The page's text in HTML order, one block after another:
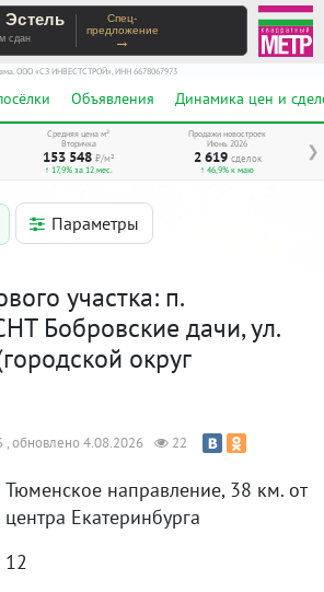
сдан
Спец-
предложение
→
ООО «СЗ ИНВЕСТСТРОЙ», ИНН 6678067973
Объявления Динамика цен и
❯
Средняя цена м²
Вторичка
153 548 ₽/м²
↑ 17,9% за 12 мес.
Продажи новостроек
Июнь 2026
2 619 сделок
↑ 46,9% к маю
Параметры
участка: п.
Бобровские дачи, ул.
округ
, обновлено 4.08.2026 22
Тюменское направление, 38 км. от
центра Екатеринбурга
12